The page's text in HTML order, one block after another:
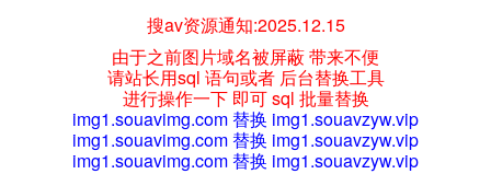
020223_001 一位護士在護士呼叫中用即時規模和生松鼠提
供最好的護理020223_001
2026-08-06 14:44:39
011923_001 與超級巨乳婆婆一起洗澡做愛011923_001
搜av资源通知:2025.12.15
由于之前图片域名被屏蔽 带来不便
请站长用sql 语句或者 后台替换工具
进行操作一下 即可 sql 批量替换
img1.souavimg.com 替换 img1.souavzyw.vip
img1.souavimg.com 替换 img1.souavzyw.vip
img1.souavimg.com 替换 img1.souavzyw.vip